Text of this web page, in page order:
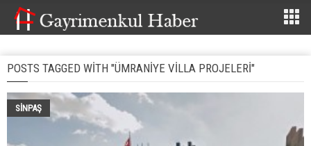
POSTS TAGGED WITH "ÜMRANIYE VILLA PROJELERI"
SINPAŞ